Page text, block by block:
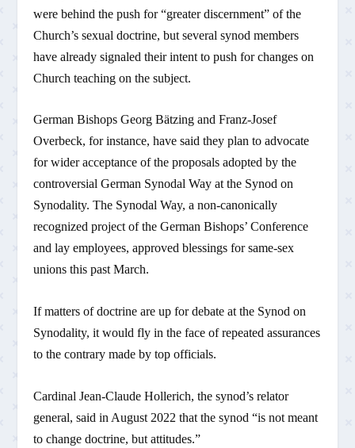
were behind the push for “greater discernment” of the
Church’s sexual doctrine, but several synod members
have already signaled their intent to push for changes on
Church teaching on the subject.
German Bishops Georg Bätzing and Franz-Josef
Overbeck, for instance, have said they plan to advocate
for wider acceptance of the proposals adopted by the
controversial German Synodal Way at the Synod on
Synodality. The Synodal Way, a non-canonically
recognized project of the German Bishops’ Conference
and lay employees, approved blessings for same-sex
unions this past March.
If matters of doctrine are up for debate at the Synod on
Synodality, it would fly in the face of repeated assurances
to the contrary made by top officials.
Cardinal Jean-Claude Hollerich, the synod’s relator
general, said in August 2022 that the synod “is not meant
to change doctrine, but attitudes.”